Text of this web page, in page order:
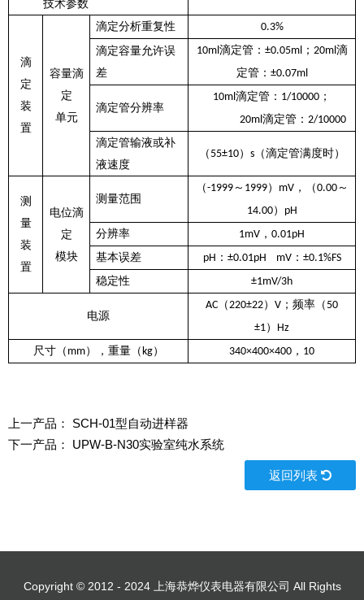
技术参数
滴
定
装
置
容量滴
定
单元
滴定分析重复性
0.3%
滴定容量允许误
差
10ml 滴定管： ±0.05ml ； 20ml 滴
定管： ±0.07ml
滴定管分辨率
10ml 滴定管： 1/10000 ；
20ml滴定管： 2/10000
滴定管输液或补
液速度
（ 55±10） s（滴定管满度时）
测
量
装
置
电位滴
定
模块
测量范围
（-1999～ 1999） mV，（0.00～
14.00） pH
分辨率
1mV ， 0.01pH
基本误差
pH ： ±0.01pH mV： ±0.1%FS
稳定性
±1mV/3h
电源
AC （220±22） V ；频率（ 50
±1）
Hz
尺寸（ mm），重量（ kg） 340×400×400 ， 10
上一产品： SCH-01型自动进样器
下一产品： UPW-B-N30实验室纯水系统
返回列表
Copyright © 2012 - 2024 上海恭烨仪表电器有限公司 All Rights